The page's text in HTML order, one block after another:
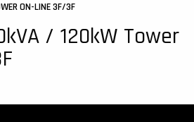
ON-LINE 3F/3F
/ 120kW Tower